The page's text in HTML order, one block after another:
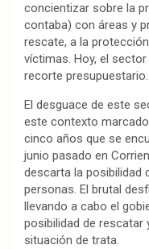
concientizar sobre la
contaba) con áreas y
rescate, a la
víctimas. Hoy, el
recorte presupuestario.
El desguace de este
este contexto
cinco años que se
junio pasado en
descarta la posibilidad
personas. El brutal
llevando a cabo el
posibilidad de rescatar
situación de trata.